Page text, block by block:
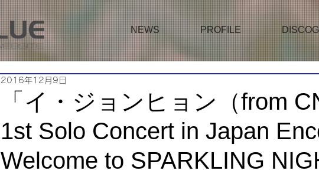
NEWS PROFILE
「イ・ジョンヒョン（from
1st Solo Concert in Japan
Welcome to SPARKLING
2016年12月9日